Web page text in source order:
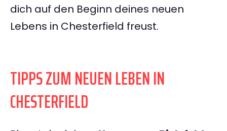
dich auf den Beginn deines neuen
Lebens in Chesterfield freust.
TIPPS ZUM NEUEN LEBEN IN
CHESTERFIELD